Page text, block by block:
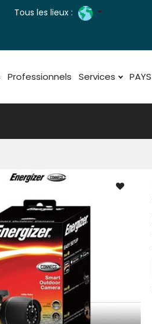
Tous les lieux :
Professionnels Services PAYS